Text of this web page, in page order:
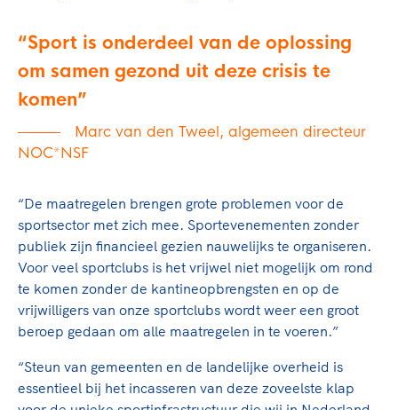
Lees verder
Sport is onderdeel van de oplossing
om samen gezond uit deze crisis te
komen
Marc van den Tweel, algemeen directeur
NOC*NSF
“De maatregelen brengen grote problemen voor de
sportsector met zich mee. Sportevenementen zonder
publiek zijn financieel gezien nauwelijks te organiseren.
Voor veel sportclubs is het vrijwel niet mogelijk om rond
te komen zonder de kantineopbrengsten en op de
vrijwilligers van onze sportclubs wordt weer een groot
beroep gedaan om alle maatregelen in te voeren.”
“Steun van gemeenten en de landelijke overheid is
essentieel bij het incasseren van deze zoveelste klap